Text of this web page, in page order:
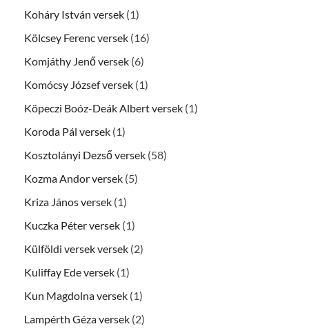
Koháry István versek (1)
Kölcsey Ferenc versek (16)
Komjáthy Jenő versek (6)
Komócsy József versek (1)
Köpeczi Boóz-Deák Albert versek (1)
Koroda Pál versek (1)
Kosztolányi Dezső versek (58)
Kozma Andor versek (5)
Kriza János versek (1)
Kuczka Péter versek (1)
Külföldi versek versek (2)
Kuliffay Ede versek (1)
Kun Magdolna versek (1)
Lampérth Géza versek (2)